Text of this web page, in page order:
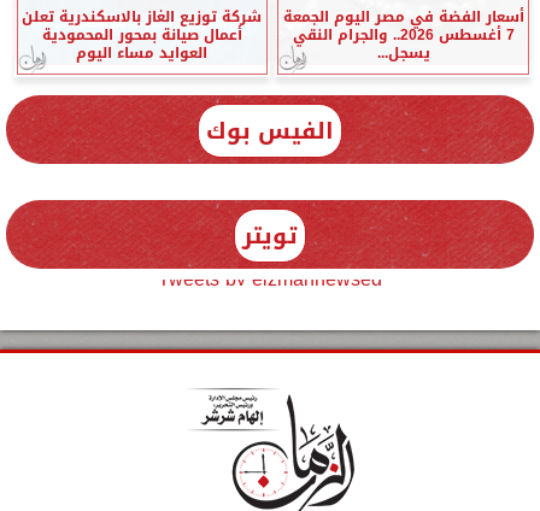
أسعار الفضة في مصر اليوم الجمعة
7 أغسطس 2026.. والجرام النقي
يسجل...
شركة توزيع الغاز بالاسكندرية تعلن
أعمال صيانة بمحور المحمودية
العوايد مساء اليوم
الفيس بوك
تويتر
Tweets by elzmannewseg